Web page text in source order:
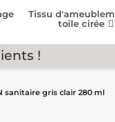
Tissu
toile cirée
!
sanitaire gris clair 280 ml